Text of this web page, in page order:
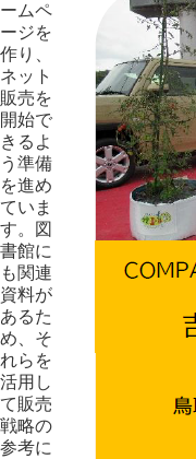
ームペ
ージを
作り、
ネット
販売を
開始で
きるよ
う準備
を進め
ていま
す。図
書館に
も関連
資料が
あるた
め、そ
れらを
活用し
て販売
戦略の
参考に